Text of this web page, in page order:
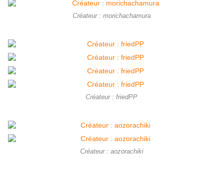
Créateur : morichachamura
Créateur : friedPP
Créateur : aozorachiki